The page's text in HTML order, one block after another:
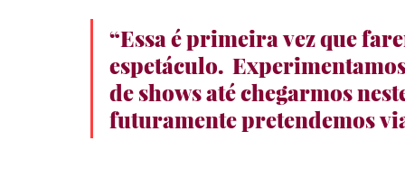
“Essa é primeira vez que
espetáculo.
de shows até chegarmos
futuramente pretendemos